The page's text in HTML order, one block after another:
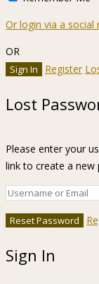
Or login via a
OR
Register
Lost
Please enter your
link to create a new
Sign In